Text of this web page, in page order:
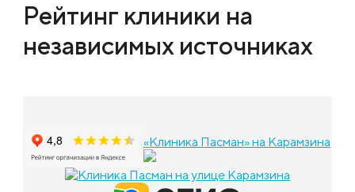
Рейтинг клиники на
независимых источниках
«Клиника Пасман» на Карамзина